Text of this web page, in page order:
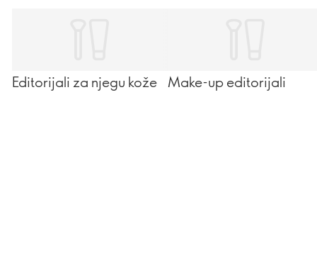
Editorijali za njegu kože Make-up editorijali